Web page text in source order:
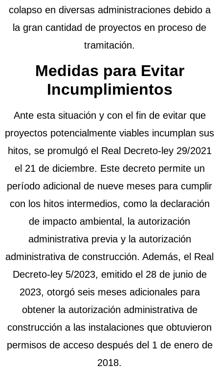
colapso en diversas administraciones debido a
la gran cantidad de proyectos en proceso de
tramitación.
Medidas para Evitar
Incumplimientos
Ante esta situación y con el fin de evitar que
proyectos potencialmente viables incumplan sus
hitos, se promulgó el Real Decreto-ley 29/2021
el 21 de diciembre. Este decreto permite un
período adicional de nueve meses para cumplir
con los hitos intermedios, como la declaración
de impacto ambiental, la autorización
administrativa previa y la autorización
administrativa de construcción. Además, el Real
Decreto-ley 5/2023, emitido el 28 de junio de
2023, otorgó seis meses adicionales para
obtener la autorización administrativa de
construcción a las instalaciones que obtuvieron
permisos de acceso después del 1 de enero de
2018.